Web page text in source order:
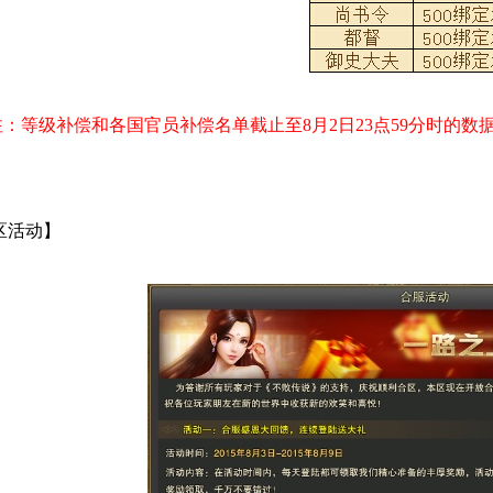
：等级补偿和各国官员补偿名单截止至8月2日23点59分时的数
动】